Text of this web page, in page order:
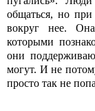
общаться, но
вокруг нее.
которыми
они
могут. И не
просто так не